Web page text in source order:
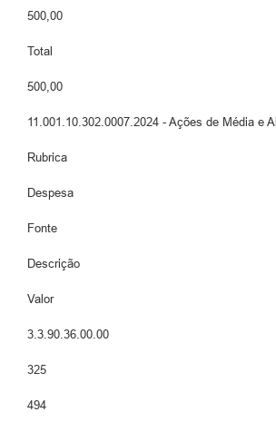
500,00
Total
500,00
11.001.10.302.0007.2024 - Ações de Média e
Rubrica
Despesa
Fonte
Descrição
Valor
3.3.90.36.00.00
325
494